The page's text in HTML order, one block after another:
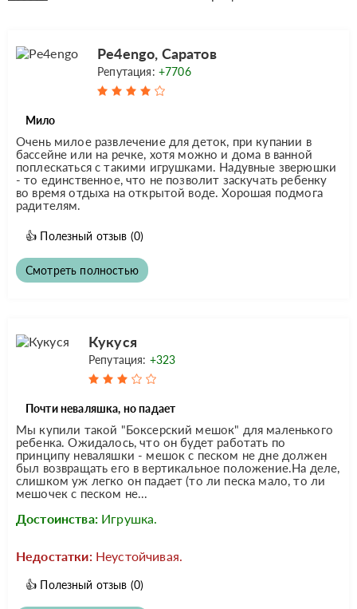
Pe4engo, Саратов
Репутация: +7706
Мило
Очень милое развлечение для деток, при купании в
бассейне или на речке, хотя можно и дома в ванной
поплескаться с такими игрушками. Надувные зверюшки
- то единственное, что не позволит заскучать ребенку
во время отдыха на открытой воде. Хорошая подмога
радителям.
👍 Полезный отзыв (0)
Смотреть полностью
Кукуся
Репутация: +323
Почти неваляшка, но падает
Мы купили такой "Боксерский мешок" для маленького
ребенка. Ожидалось, что он будет работать по
принципу неваляшки - мешок с песком не дне должен
был возвращать его в вертикальное положение.На деле,
слишком уж легко он падает (то ли песка мало, то ли
мешочек с песком не...
Достоинства: Игрушка.
Недостатки: Неустойчивая.
👍 Полезный отзыв (0)